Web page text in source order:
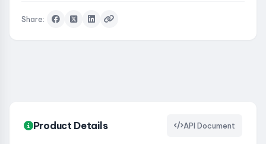
Share:
Product Details API Document